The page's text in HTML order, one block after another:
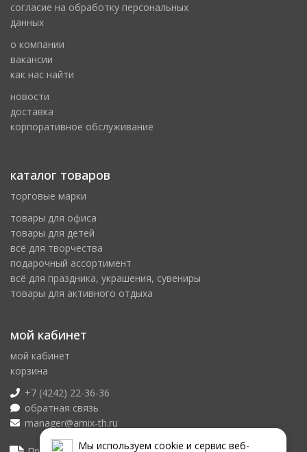
Мы используем сookie и сервис веб-
cогласие на обработку персональных
данных
о компании
вакансии
как нас найти
новости
доставка
корпоративное обслуживание
каталог товаров
торговые марки
товары для офиса
товары для детей
всё для творчества
подарочный ассортимент
всё для праздника, украшения, сувениры
товары для активного отдыха
мой кабинет
мой кабинет
корзина
+7 (4242) 22-36-36
обратная связь
manager@amix-th.ru